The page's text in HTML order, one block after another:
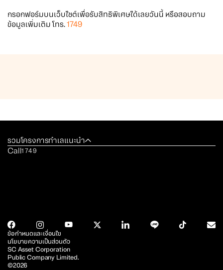
กรอกฟอร์มบนเว็บไซต์เพื่อรับสิทธิพิเศษได้เลยวันนี้ หรือสอบถาม
ข้อมูลเพิ่มเติม โทร.1749
รวมโครงการทำเลแนะนำ
Call1749
SC Asset Corporation
Public Company Limited.
©2026
ข้อกำหนดและเงื่อนไข
นโยบายความเป็นส่วนตัว